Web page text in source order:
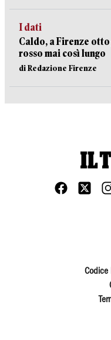
I dati
Caldo, a Firenze
rosso mai così lungo
di Redazione Firenze
Codice